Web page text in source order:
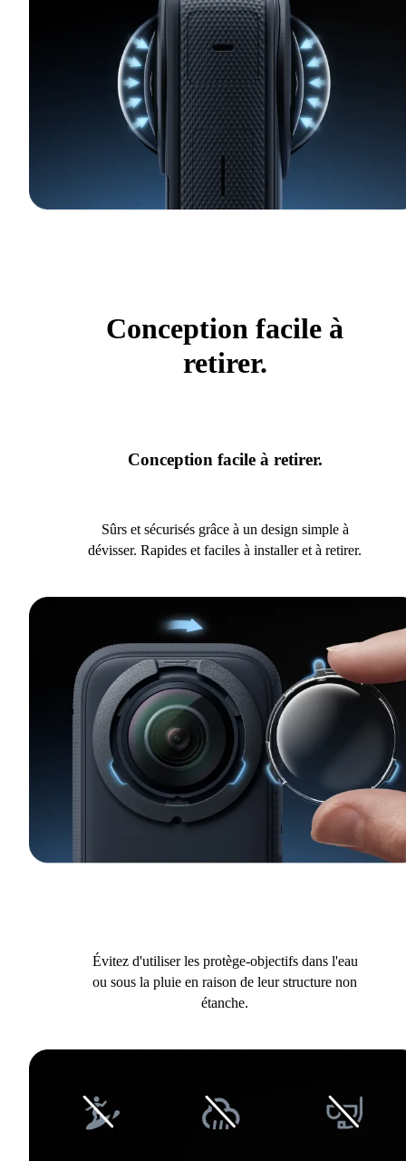
Conception facile à
retirer.
Conception facile à retirer.
Sûrs et sécurisés grâce à un design simple à
dévisser. Rapides et faciles à installer et à retirer.
Évitez d'utiliser les protège-objectifs dans l'eau
ou sous la pluie en raison de leur structure non
étanche.